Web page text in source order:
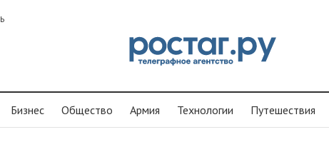
Бизнес Общество Армия Технологии Путешествия